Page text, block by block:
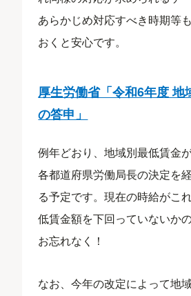
あらかじめ対応すべき時期等
おくと安心です。
厚生労働省「令和6年度 地
の答申」
例年どおり、地域別最低賃金
各都道府県労働局長の決定を
る予定です。現在の時給がこ
低賃金額を下回っていないか
お忘れなく！
なお、今年の改定によって地